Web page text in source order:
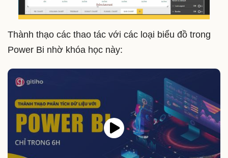
Thành thạo các thao tác với các loại biểu đồ trong
Power Bi nhờ khóa học này: